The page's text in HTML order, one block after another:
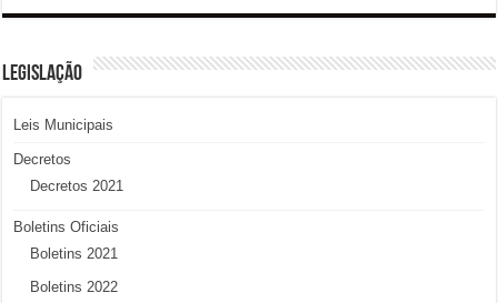
LEGISLAÇÃO
Leis Municipais
Decretos
Decretos 2021
Boletins Oficiais
Boletins 2021
Boletins 2022